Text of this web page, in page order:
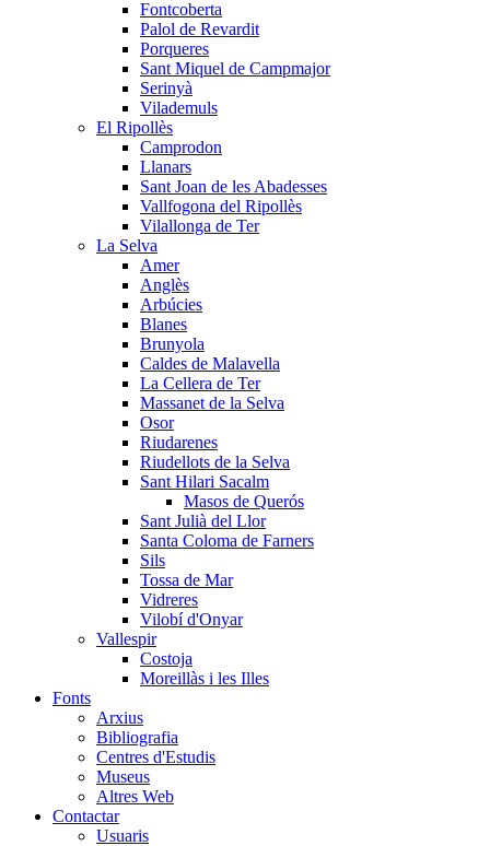
Fontcoberta
Palol de Revardit
Porqueres
Sant Miquel de Campmajor
Serinyà
Vilademuls
El Ripollès
Camprodon
Llanars
Sant Joan de les Abadesses
Vallfogona del Ripollès
Vilallonga de Ter
La Selva
Amer
Anglès
Arbúcies
Blanes
Brunyola
Caldes de Malavella
La Cellera de Ter
Massanet de la Selva
Osor
Riudarenes
Riudellots de la Selva
Sant Hilari Sacalm
Masos de Querós
Sant Julià del Llor
Santa Coloma de Farners
Sils
Tossa de Mar
Vidreres
Vilobí d'Onyar
Vallespir
Costoja
Moreillàs i les Illes
Fonts
Arxius
Bibliografia
Centres d'Estudis
Museus
Altres Web
Contactar
Usuaris